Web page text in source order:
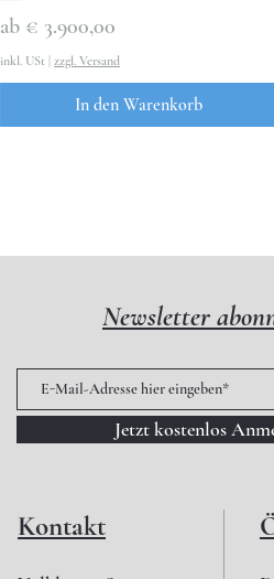
ab € 3.900,00
Sale-Preis
inkl. USt | zzgl. Versand
In den Warenkorb
Newsletter
Jetzt kostenlos
Kontakt